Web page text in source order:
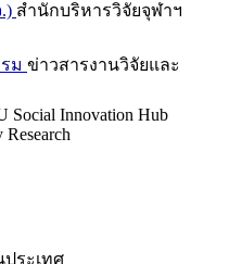
สำนักบริหารวิจัยจุฬาฯ
ม ข่าวสารงานวิจัยและ
Social Innovation Hub
ระเทศ